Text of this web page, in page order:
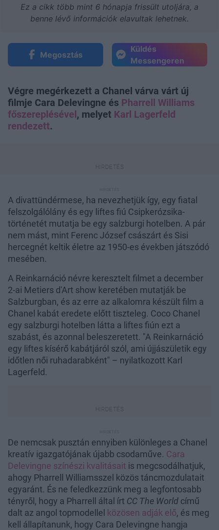
Ez a cikk több mint 6 hónapja frissült utoljára, a
benne lévő információk elavultak lehetnek.
Megosztás
Küldés
Messengeren
Végre megérkezett a Chanel várva várt új
filmje Cara Delevingne és Pharrell Williams
főszereplésével, melyet Karl Lagerfeld
rendezett.
A divattündérmese, ha nevezhetjük így, egy fiatal
felszolgálólány és egy liftes fiú Csipkerózsika-
történetét mutatja be egy salzburgi hotelben. A pár
nem mást, mint Ferenc József császárt és Sisi
hercegnét keltik életre az 1950-es években játszódó
mesében.
A Reinkarnáció névre keresztelt filmet a december
2-ai Metiers d'Art show keretében mutatják be
Salzburgban, és az erre az alkalomra készült film a
Chanel kabát eredete előtt tiszteleg. Coco Chanel
egy salzburgi hotelben látta a liftes fiún ezt a
szabást, és azonnal beleszeretett. "A Reinkarnáció
egy liftes kísérő kabátjáról szól, ami újjászületik egy
időtlen női ruhadarabként" – nyilatkozott Karl
Lagerfeld.
De nemcsak pusztán ennyiben különleges a Chanel
kreatív igazgatójának újabb csodaműve. Cara
Delevingne színészi kvalitásait is megcsodálhatjuk,
ahogy Pharrell Williamsszel közös táncmozdulatait
egyaránt. És ne feledkezzünk meg a legfontosabb
tényről, hogy a Pharrell által írt CC The World című
dalt az angol topmodellel közösen adják elő, és meg
kell állapítanunk, hogy Cara Delevingne hangja